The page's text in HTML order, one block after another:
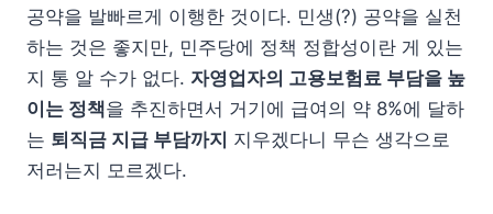
공약을 발빠르게 이행한 것이다. 민생(?) 공약을 실천
하는 것은 좋지만, 민주당에 정책 정합성이란 게 있는
지 통 알 수가 없다. 자영업자의 고용보험료 부담을 높
이는 정책을 추진하면서 거기에 급여의 약 8%에 달하
는 퇴직금 지급 부담까지 지우겠다니 무슨 생각으로
저러는지 모르겠다.